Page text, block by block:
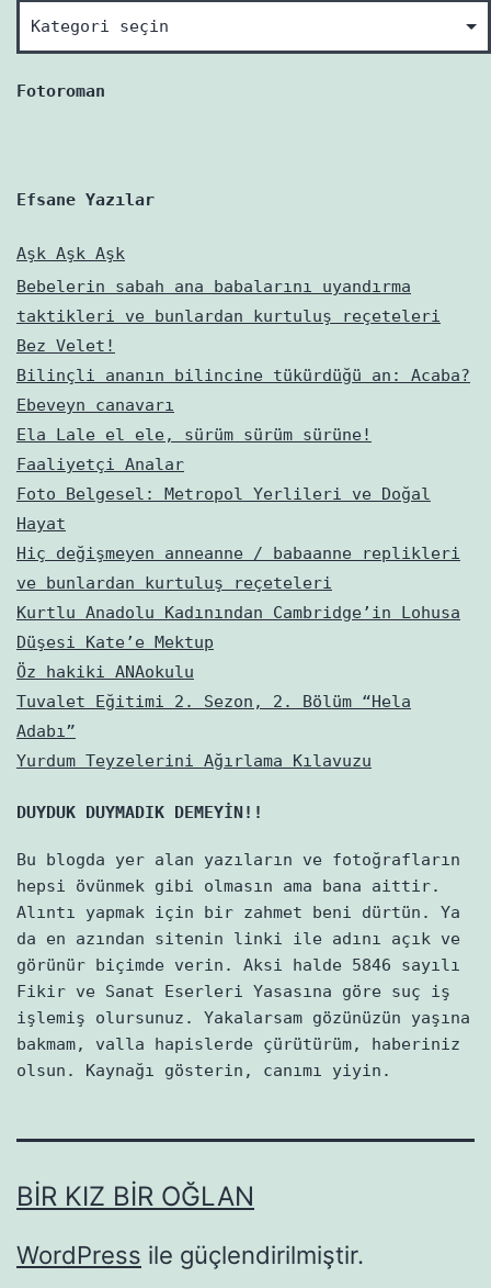
Hmm
neler
varmış?
Fotoroman
Efsane Yazılar
Aşk Aşk Aşk
Bebelerin sabah ana babalarını uyandırma
taktikleri ve bunlardan kurtuluş reçeteleri
Bez Velet!
Bilinçli ananın bilincine tükürdüğü an: Acaba?
Ebeveyn canavarı
Ela Lale el ele, sürüm sürüm sürüne!
Faaliyetçi Analar
Foto Belgesel: Metropol Yerlileri ve Doğal
Hayat
Hiç değişmeyen anneanne / babaanne replikleri
ve bunlardan kurtuluş reçeteleri
Kurtlu Anadolu Kadınından Cambridge’in Lohusa
Düşesi Kate’e Mektup
Öz hakiki ANAokulu
Tuvalet Eğitimi 2. Sezon, 2. Bölüm “Hela
Adabı”
Yurdum Teyzelerini Ağırlama Kılavuzu
DUYDUK DUYMADIK DEMEYİN!!
Bu blogda yer alan yazıların ve fotoğrafların
hepsi övünmek gibi olmasın ama bana aittir.
Alıntı yapmak için bir zahmet beni dürtün. Ya
da en azından sitenin linki ile adını açık ve
görünür biçimde verin. Aksi halde 5846 sayılı
Fikir ve Sanat Eserleri Yasasına göre suç iş
işlemiş olursunuz. Yakalarsam gözünüzün yaşına
bakmam, valla hapislerde çürütürüm, haberiniz
olsun. Kaynağı gösterin, canımı yiyin.
BIR KIZ BIR OĞLAN
WordPress ile güçlendirilmiştir.